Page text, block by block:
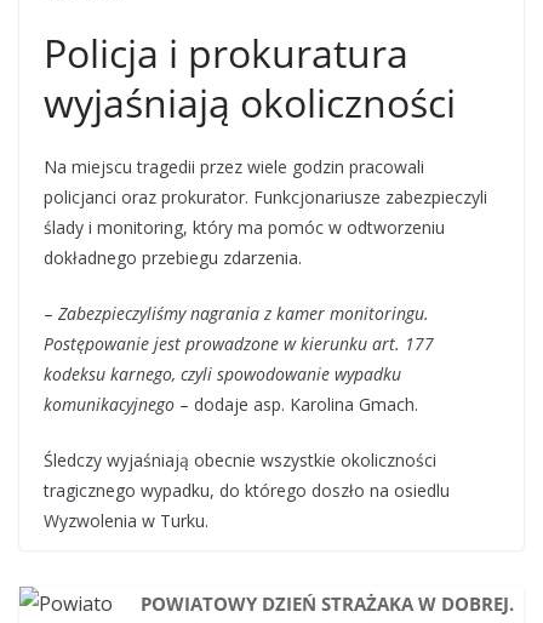
Policja i prokuratura
wyjaśniają okoliczności
Na miejscu tragedii przez wiele godzin pracowali
policjanci oraz prokurator. Funkcjonariusze zabezpieczyli
ślady i monitoring, który ma pomóc w odtworzeniu
dokładnego przebiegu zdarzenia.
– Zabezpieczyliśmy nagrania z kamer monitoringu.
Postępowanie jest prowadzone w kierunku art. 177
kodeksu karnego, czyli spowodowanie wypadku
komunikacyjnego – dodaje asp. Karolina Gmach.
Śledczy wyjaśniają obecnie wszystkie okoliczności
tragicznego wypadku, do którego doszło na osiedlu
Wyzwolenia w Turku.
POWIATOWY DZIEŃ STRAŻAKA W DOBREJ.